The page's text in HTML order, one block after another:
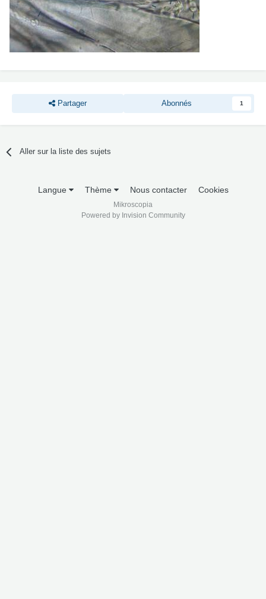
Partager Abonnés 1
Aller sur la liste des sujets
Langue Thème Nous contacter Cookies
Mikroscopia
Powered by Invision Community